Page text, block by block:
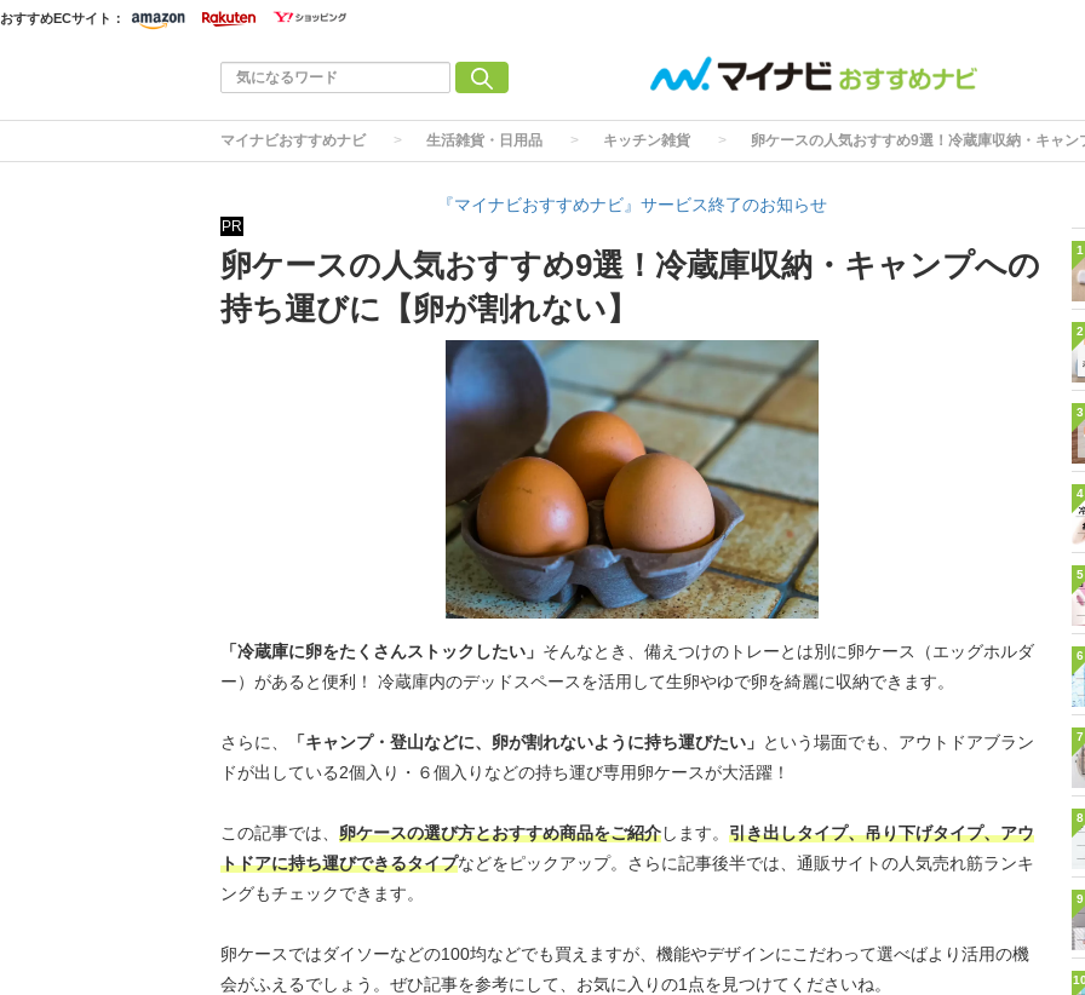
おすすめECサイト：
マイナビおすすめナビ 生活雑貨・日用品 キッチン雑貨 卵ケースの人気おすすめ9選！冷蔵庫収納・キャ
『マイナビおすすめナビ』サービス終了のお知らせ
PR
卵ケースの人気おすすめ9選！冷蔵庫収納・キャンプへの
持ち運びに【卵が割れない】
「冷蔵庫に卵をたくさんストックしたい」 そんなとき、備えつけのトレーとは別に卵ケース（エッグホルダ
ー）があると便利！ 冷蔵庫内のデッドスペースを活用して生卵やゆで卵を綺麗に収納できます。
さらに、 「キャンプ・登山などに、卵が割れないように持ち運びたい」 という場面でも、アウトドアブラン
ドが出している2個入り・６個入りなどの持ち運び専用卵ケースが大活躍！
この記事では、 卵ケースの選び方とおすすめ商品をご紹介します。 引き出しタイプ、吊り下げタイプ、アウ
トドアに持ち運びできるタイプなどをピックアップ。さらに記事後半では、通販サイトの人気売れ筋ランキ
ングもチェックできます。
卵ケースではダイソーなどの100均などでも買えますが、機能やデザインにこだわって選べばより活用の機
会がふえるでしょう。ぜひ記事を参考にして、お気に入りの1点を見つけてくださいね。
1
2
3
4
5
6
7
8
9